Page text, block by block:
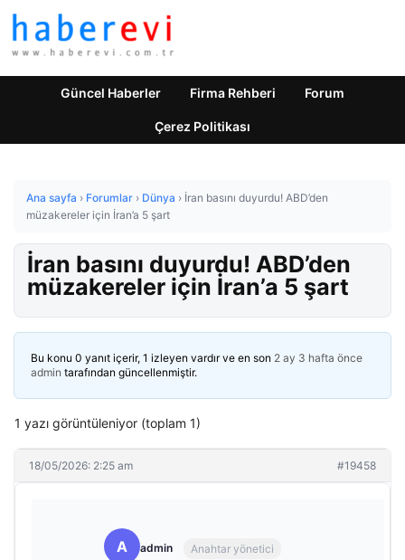
Güncel Haberler Firma Rehberi Forum
Çerez Politikası
Ana sayfa › Forumlar › Dünya › İran basını duyurdu! ABD’den
müzakereler için İran’a 5 şart
İran basını duyurdu! ABD’den
müzakereler için İran’a 5 şart
Bu konu 0 yanıt içerir, 1 izleyen vardır ve en son 2 ay 3 hafta önce
admin tarafından güncellenmiştir.
1 yazı görüntüleniyor (toplam 1)
18/05/2026: 2:25 am #19458
A admin Anahtar yönetici